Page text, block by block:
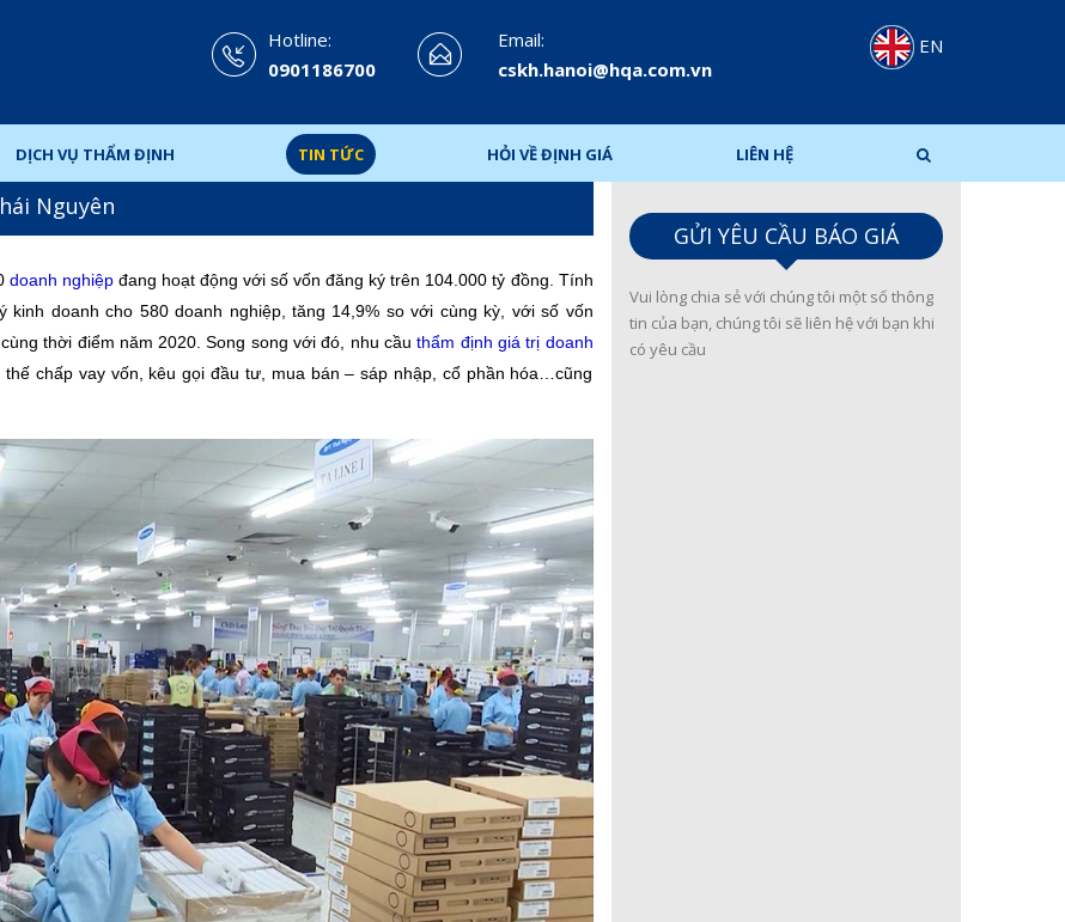
Hotline:
0901186700
Email:
cskh.hanoi@hqa.com.vn
EN
DỊCH VỤ THẨM ĐỊNH TIN TỨC HỎI VỀ ĐỊNH GIÁ LIÊN HỆ
Nguyên
doanh nghiệp đang hoạt động với số vốn đăng ký trên 104.000 tỷ đồng. Tính
doanh cho 580 doanh nghiệp, tăng 14,9% so với cùng kỳ, với số vốn
thời điểm năm 2020. Song song với đó, nhu cầuthẩm định giá trị doanh
thế chấp vay vốn, kêu gọi đầu tư, mua bán – sáp nhập, cổ phần hóa…cũng
GỬI YÊU CẦU BÁO GIÁ
Vui lòng chia sẻ với chúng tôi một số thông
tin của bạn, chúng tôi sẽ liên hệ với bạn khi
có yêu cầu